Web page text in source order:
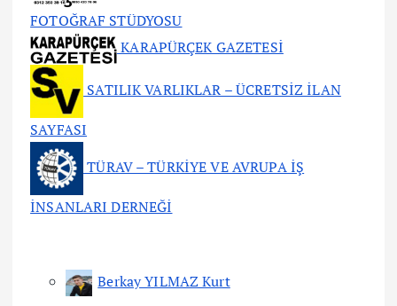
FOTOĞRAF STÜDYOSU
KARAPÜRÇEK GAZETESİ
SATILIK VARLIKLAR – ÜCRETSİZ İLAN
SAYFASI
TÜRAV – TÜRKİYE VE AVRUPA İŞ
İNSANLARI DERNEĞİ
Berkay YILMAZ Kurt